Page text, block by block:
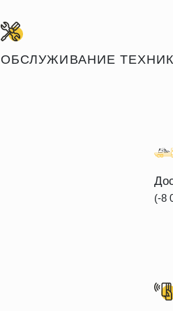
ОБСЛУЖИВАНИЕ
(-8